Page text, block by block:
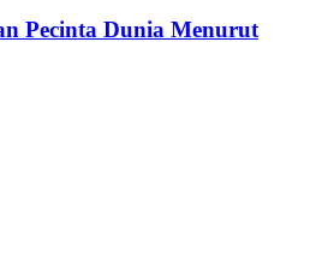
Pecinta Dunia Menurut